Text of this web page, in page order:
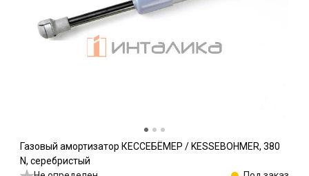
Газовый амортизатор КЕССЕБЁМЕР / KESSEBOHMER, 380
N, серебристый